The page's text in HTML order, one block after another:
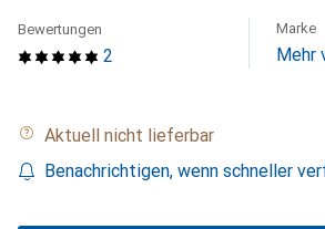
2
Bewertungen Marke
Mehr
Aktuell nicht lieferbar
Benachrichtigen, wenn schneller